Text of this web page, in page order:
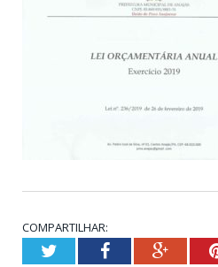
COMPARTILHAR:
TwitterFacebook